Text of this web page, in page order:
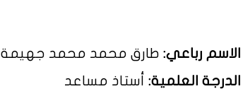
الاسم رباعي: طارق محمد محمد جهيمة
الدرجة العلمية: أستاذ مساعد